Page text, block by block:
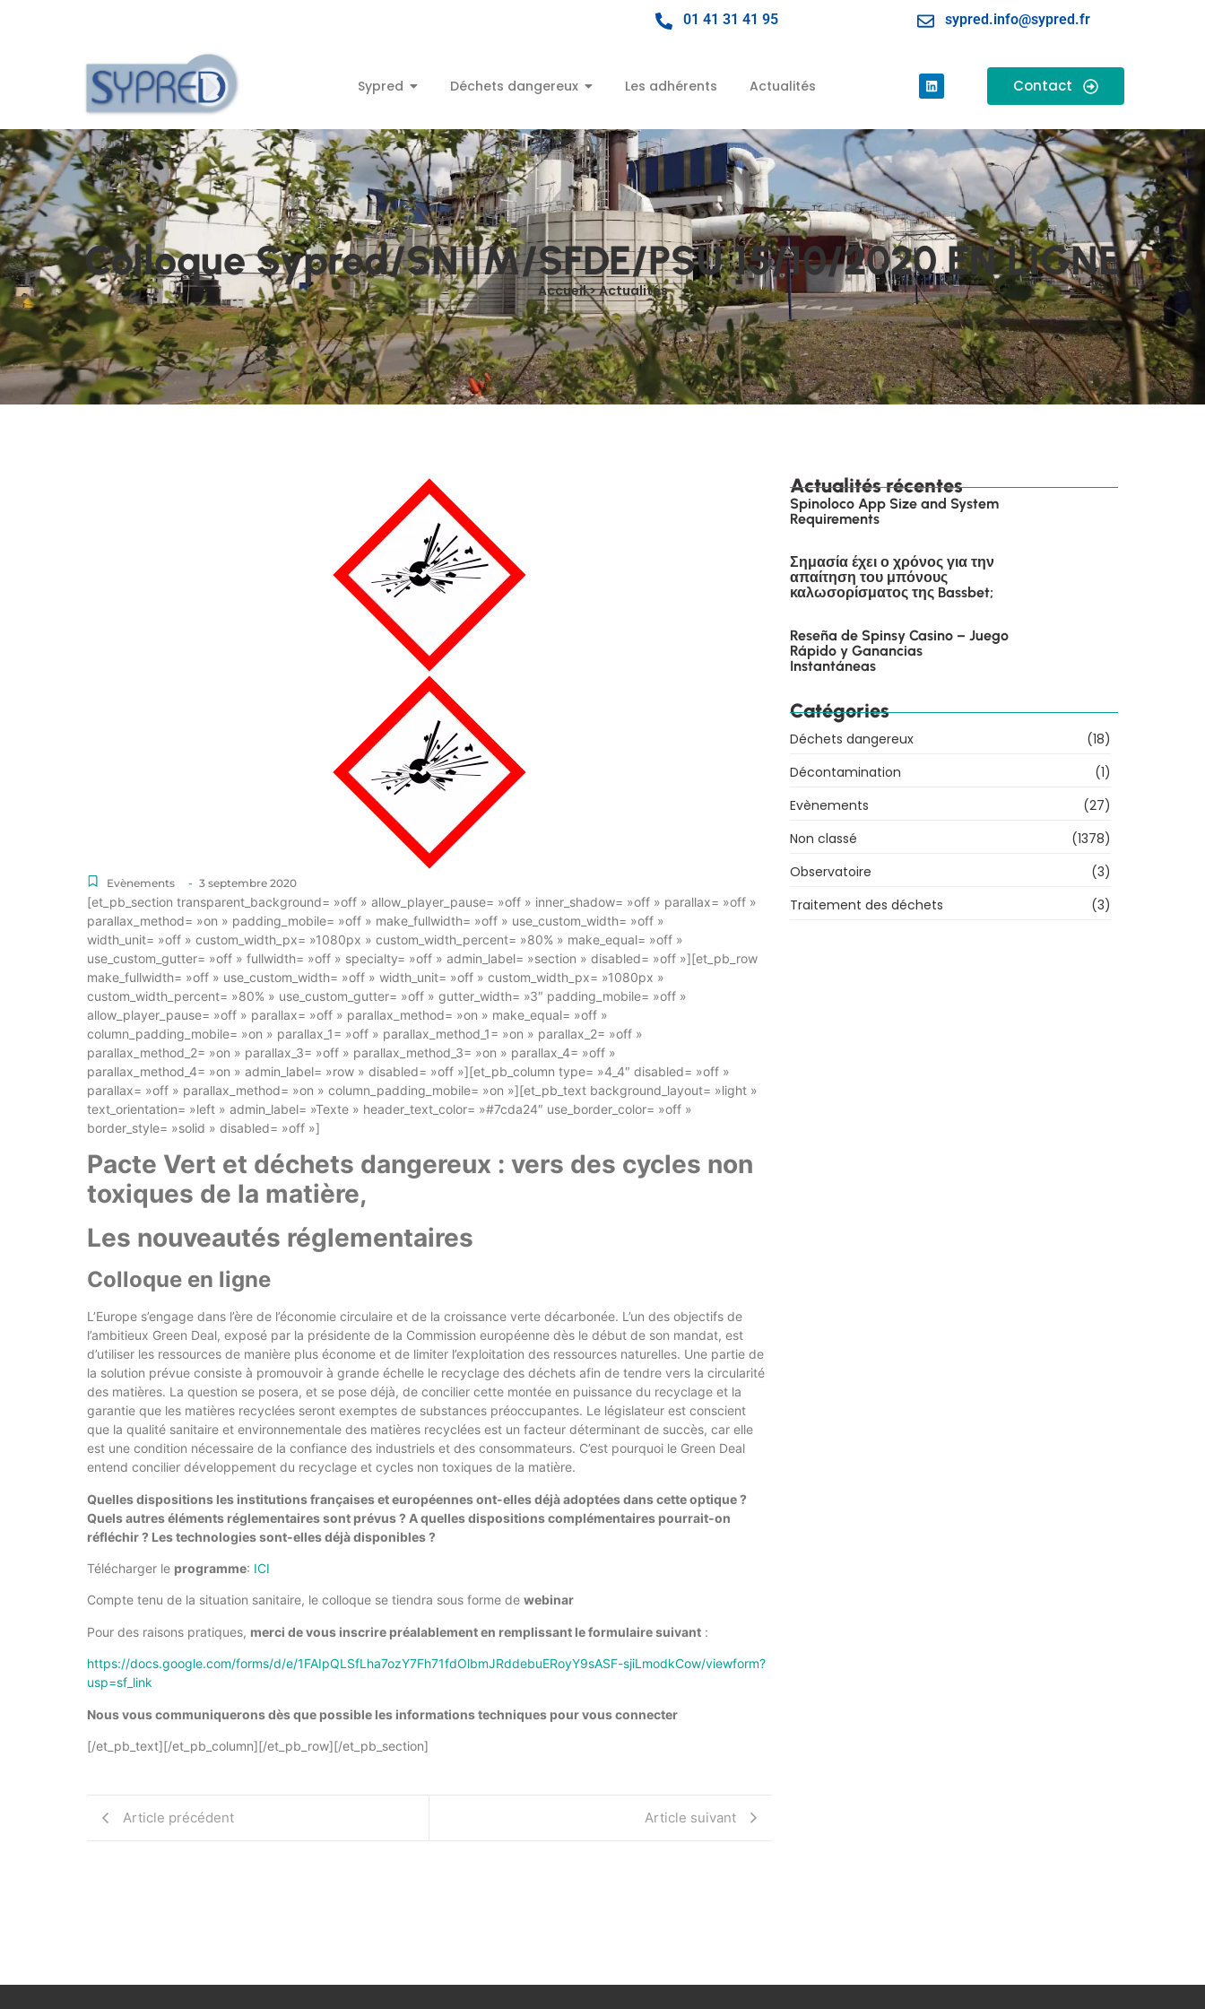
01 41 31 41 95 sypred.info@sypred.fr
Sypred Déchets dangereux Les adhérents Actualités Contact
Colloque Sypred/SNIIM/SFDE/PSU 15/10/2020 EN LIGNE
Accueil > Actualités
Evènements - 3 septembre 2020
[et_pb_section transparent_background= »off » allow_player_pause= »off » inner_shadow= »off » parallax= »off »
parallax_method= »on » padding_mobile= »off » make_fullwidth= »off » use_custom_width= »off »
width_unit= »off » custom_width_px= »1080px » custom_width_percent= »80% » make_equal= »off »
use_custom_gutter= »off » fullwidth= »off » specialty= »off » admin_label= »section » disabled= »off »][et_pb_row
make_fullwidth= »off » use_custom_width= »off » width_unit= »off » custom_width_px= »1080px »
custom_width_percent= »80% » use_custom_gutter= »off » gutter_width= »3″ padding_mobile= »off »
allow_player_pause= »off » parallax= »off » parallax_method= »on » make_equal= »off »
column_padding_mobile= »on » parallax_1= »off » parallax_method_1= »on » parallax_2= »off »
parallax_method_2= »on » parallax_3= »off » parallax_method_3= »on » parallax_4= »off »
parallax_method_4= »on » admin_label= »row » disabled= »off »][et_pb_column type= »4_4″ disabled= »off »
parallax= »off » parallax_method= »on » column_padding_mobile= »on »][et_pb_text background_layout= »light »
text_orientation= »left » admin_label= »Texte » header_text_color= »#7cda24″ use_border_color= »off »
border_style= »solid » disabled= »off »]
Pacte Vert et déchets dangereux : vers des cycles non
toxiques de la matière,
Les nouveautés réglementaires
Colloque en ligne
L’Europe s’engage dans l’ère de l’économie circulaire et de la croissance verte décarbonée. L’un des objectifs de
l’ambitieux Green Deal, exposé par la présidente de la Commission européenne dès le début de son mandat, est
d’utiliser les ressources de manière plus économe et de limiter l’exploitation des ressources naturelles. Une partie de
la solution prévue consiste à promouvoir à grande échelle le recyclage des déchets afin de tendre vers la circularité
des matières. La question se posera, et se pose déjà, de concilier cette montée en puissance du recyclage et la
garantie que les matières recyclées seront exemptes de substances préoccupantes. Le législateur est conscient
que la qualité sanitaire et environnementale des matières recyclées est un facteur déterminant de succès, car elle
est une condition nécessaire de la confiance des industriels et des consommateurs. C’est pourquoi le Green Deal
entend concilier développement du recyclage et cycles non toxiques de la matière.
Quelles dispositions les institutions françaises et européennes ont-elles déjà adoptées dans cette optique ?
Quels autres éléments réglementaires sont prévus ? A quelles dispositions complémentaires pourrait-on
réfléchir ? Les technologies sont-elles déjà disponibles ?
Télécharger le programme: ICI
Compte tenu de la situation sanitaire, le colloque se tiendra sous forme de webinar
Pour des raisons pratiques, merci de vous inscrire préalablement en remplissant le formulaire suivant :
https://docs.google.com/forms/d/e/1FAIpQLSfLha7ozY7Fh71fdOlbmJRddebuERoyY9sASF-sjiLmodkCow/viewform?
usp=sf_link
Nous vous communiquerons dès que possible les informations techniques pour vous connecter
[/et_pb_text][/et_pb_column][/et_pb_row][/et_pb_section]
Article précédent Article suivant
Actualités récentes
Spinoloco App Size and System
Requirements
Σημασία έχει ο χρόνος για την
απαίτηση του μπόνους
καλωσορίσματος της Bassbet;
Reseña de Spinsy Casino – Juego
Rápido y Ganancias
Instantáneas
Catégories
Déchets dangereux
(18)
Décontamination
(1)
Evènements
(27)
Non classé
(1378)
Observatoire
(3)
Traitement des déchets
(3)